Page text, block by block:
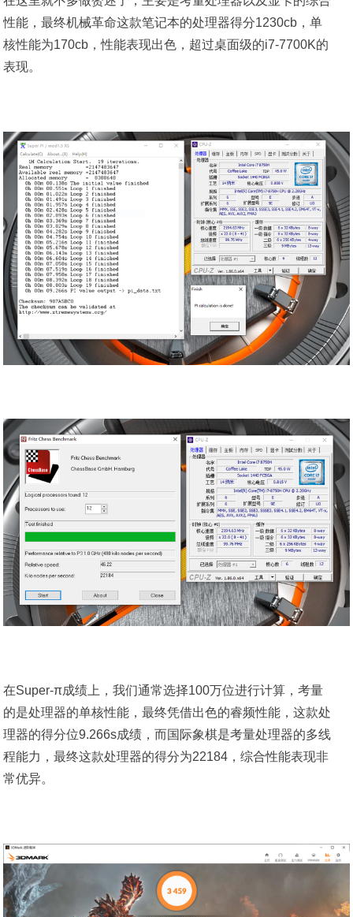
性能，最终机械革命这款笔记本的处理器得分1230cb，单
核性能为170cb，性能表现出色，超过桌面级的i7-7700K的
表现。
在Super-π成绩上，我们通常选择100万位进行计算，考量
的是处理器的单核性能，最终凭借出色的睿频性能，这款处
理器的得分位9.266s成绩，而国际象棋是考量处理器的多线
程能力，最终这款处理器的得分为22184，综合性能表现非
常优异。